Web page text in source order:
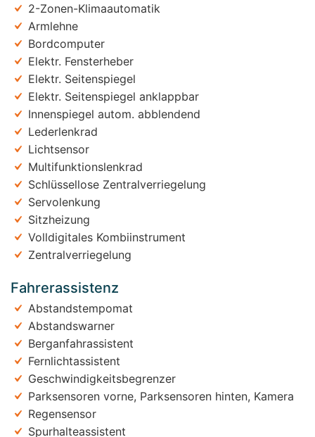
2-Zonen-Klimaautomatik
Armlehne
Bordcomputer
Elektr. Fensterheber
Elektr. Seitenspiegel
Elektr. Seitenspiegel anklappbar
Innenspiegel autom. abblendend
Lederlenkrad
Lichtsensor
Multifunktionslenkrad
Schlüssellose Zentralverriegelung
Servolenkung
Sitzheizung
Volldigitales Kombiinstrument
Zentralverriegelung
Fahrerassistenz
Abstandstempomat
Abstandswarner
Berganfahrassistent
Fernlichtassistent
Geschwindigkeitsbegrenzer
Parksensoren vorne, Parksensoren hinten, Kamera
Regensensor
Spurhalteassistent